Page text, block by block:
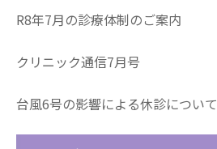
R8年7月の診療体制のご案内
クリニック通信7月号
台風6号の影響による休診について